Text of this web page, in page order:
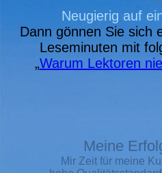
Neugierig auf
Dann gönnen Sie sich
Leseminuten mit
„Warum Lektoren
Meine
Mir Zeit für meine